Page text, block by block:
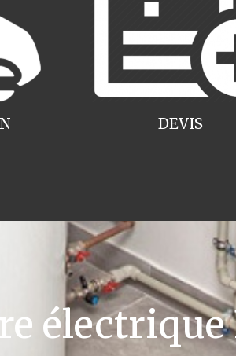
DEVIS